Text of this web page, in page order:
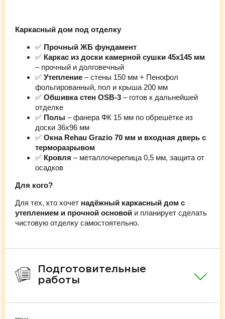
Каркасный дом под отделку
✅ Прочный ЖБ фундамент
✅ Каркас из доски камерной сушки 45х145 мм
– прочный и долговечный
✅ Утепление – стены 150 мм + Пенофол
фольгированный, пол и крыша 200 мм
✅ Обшивка стен OSB-3 – готов к дальнейшей
отделке
✅ Полы – фанера ФК 15 мм по обрешётке из
доски 36х96 мм
✅ Окна Rehau Grazio 70 мм и входная дверь с
терморазрывом
✅ Кровля – металлочерепица 0,5 мм, защита от
осадков
Для кого?
Для тех, кто хочет надёжный каркасный дом с
утеплением и прочной основой и планирует сделать
чистовую отделку самостоятельно.
Подготовительные
работы